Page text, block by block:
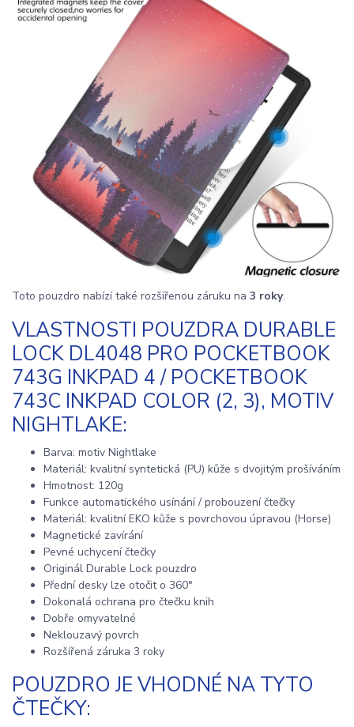
Toto pouzdro nabízí také rozšířenou záruku na 3 roky.
VLASTNOSTI POUZDRA DURABLE
LOCK DL4048 PRO POCKETBOOK
743G INKPAD 4 / POCKETBOOK
743C INKPAD COLOR (2, 3), MOTIV
NIGHTLAKE:
Barva: motiv Nightlake
Materiál: kvalitní syntetická (PU) kůže s dvojitým prošíváním
Hmotnost: 120g
Funkce automatického usínání / probouzení čtečky
Materiál: kvalitní EKO kůže s povrchovou úpravou (Horse)
Magnetické zavírání
Pevné uchycení čtečky
Originál Durable Lock pouzdro
Přední desky lze otočit o 360°
Dokonalá ochrana pro čtečku knih
Dobře omyvatelné
Neklouzavý povrch
Rozšířená záruka 3 roky
POUZDRO JE VHODNÉ NA TYTO
ČTEČKY: